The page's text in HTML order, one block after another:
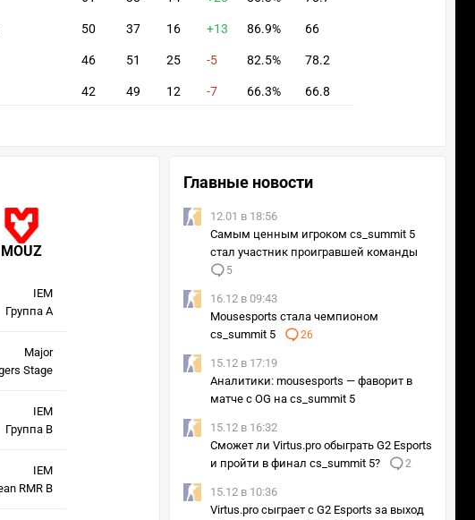
50 37 16 +13 86.9% 66
46 51 25 -5 82.5% 78.2
42 49 12 -7 66.3% 66.8
MOUZ
IEM
Группа A
Major
Stage
IEM
Группа B
IEM
RMR B
Главные новости
12.01 в 18:56
Самым ценным игроком cs_summit 5
стал участник проигравшей команды
5
16.12 в 09:43
Mousesports стала чемпионом
cs_summit 5
26
15.12 в 17:19
Аналитики: mousesports — фаворит в
матче с OG на cs_summit 5
15.12 в 16:32
Сможет ли Virtus.pro обыграть G2 Esports
и пройти в финал cs_summit 5?
2
15.12 в 10:36
Virtus.pro сыграет с G2 Esports за выход